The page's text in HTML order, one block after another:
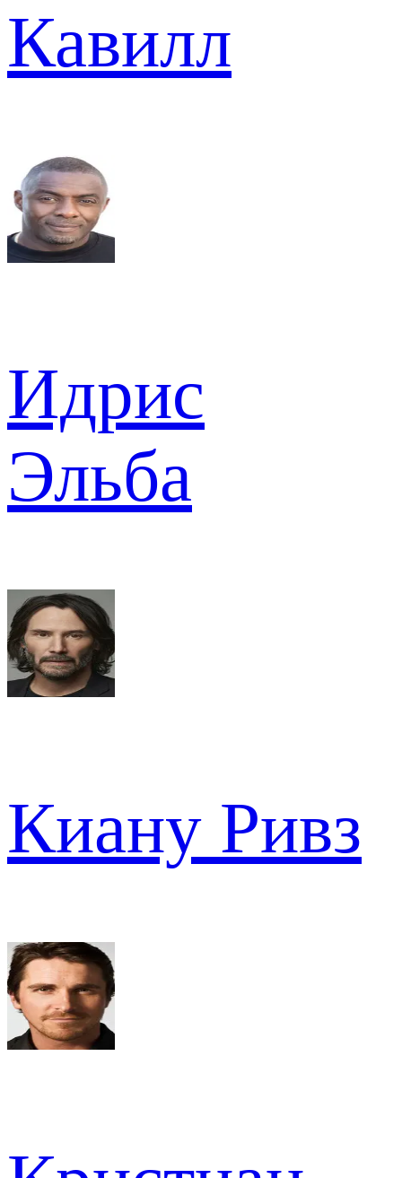
Кавилл
Идрис
Эльба
Киану Ривз